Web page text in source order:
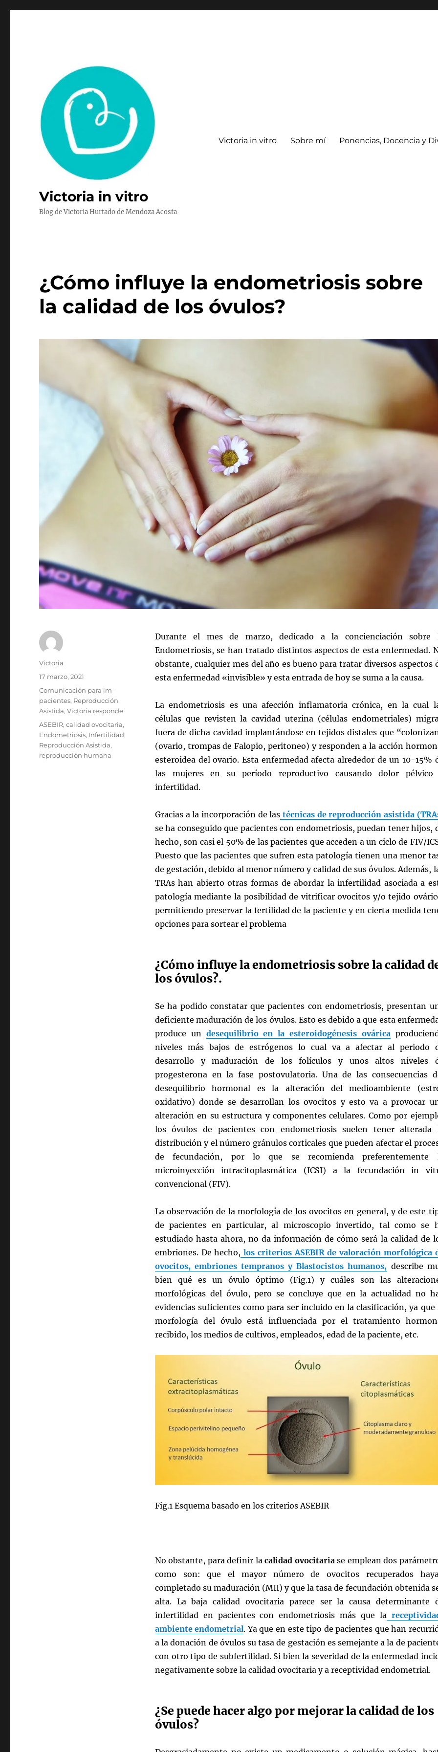
Victoria in vitro
Blog de Victoria Hurtado de Mendoza Acosta
Victoria in vitro Sobre mí Ponencias, Docencia y
¿Cómo influye la endometriosis sobre
la calidad de los óvulos?
Durante el mes de marzo, dedicado a la concienciación sobre
Endometriosis, se han tratado distintos aspectos de esta enfermedad.
obstante, cualquier mes del año es bueno para tratar diversos aspectos
esta enfermedad «invisible» y esta entrada de hoy se suma a la causa.
La endometriosis es una afección inflamatoria crónica, en la cual
células que revisten la cavidad uterina (células endometriales)
fuera de dicha cavidad implantándose en tejidos distales que
(ovario, trompas de Falopio, peritoneo) y responden a la acción
esteroidea del ovario. Esta enfermedad afecta alrededor de un 10-15%
las mujeres en su período reproductivo causando dolor pélvico
infertilidad.
Gracias a la incorporación de las técnicas de reproducción asistida
se ha conseguido que pacientes con endometriosis, puedan tener hijos,
hecho, son casi el 50% de las pacientes que acceden a un ciclo de FIV/
Puesto que las pacientes que sufren esta patología tienen una menor
de gestación, debido al menor número y calidad de sus óvulos. Además,
TRAs han abierto otras formas de abordar la infertilidad asociada a
patología mediante la posibilidad de vitrificar ovocitos y/o tejido
permitiendo preservar la fertilidad de la paciente y en cierta medida
opciones para sortear el problema
¿Cómo influye la endometriosis sobre la calidad
los óvulos?.
Se ha podido constatar que pacientes con endometriosis, presentan
deficiente maduración de los óvulos. Esto es debido a que esta
produce un desequilibrio en la esteroidogénesis ovárica
niveles más bajos de estrógenos lo cual va a afectar al periodo
desarrollo y maduración de los folículos y unos altos niveles
progesterona en la fase postovulatoria. Una de las consecuencias
desequilibrio hormonal es la alteración del medioambiente
oxidativo) donde se desarrollan los ovocitos y esto va a provocar
alteración en su estructura y componentes celulares. Como por
los óvulos de pacientes con endometriosis suelen tener alterada
distribución y el número gránulos corticales que pueden afectar el
de fecundación, por lo que se recomienda preferentemente
microinyección intracitoplasmática (ICSI) a la fecundación in
convencional (FIV).
La observación de la morfología de los ovocitos en general, y de este
de pacientes en particular, al microscopio invertido, tal como se
estudiado hasta ahora, no da información de cómo será la calidad de
embriones. De hecho, los criterios ASEBIR de valoración morfológica
ovocitos, embriones tempranos y Blastocistos humanos, describe
bien qué es un óvulo óptimo (Fig.1) y cuáles son las
morfológicas del óvulo, pero se concluye que en la actualidad no
evidencias suficientes como para ser incluido en la clasificación, ya que
morfología del óvulo está influenciada por el tratamiento
recibido, los medios de cultivos, empleados, edad de la paciente, etc.
Fig.1 Esquema basado en los criterios ASEBIR
No obstante, para definir lacalidad ovocitariase emplean dos
como son: que el mayor número de ovocitos recuperados
completado su maduración (MII) y que la tasa de fecundación obtenida
alta. La baja calidad ovocitaria parece ser la causa determinante
infertilidad en pacientes con endometriosis más que la
ambiente endometrial. Ya que en este tipo de pacientes que han
a la donación de óvulos su tasa de gestación es semejante a la de
con otro tipo de subfertilidad. Si bien la severidad de la enfermedad
negativamente sobre la calidad ovocitaria y a receptividad endometrial.
¿Se puede hacer algo por mejorar la calidad de los
óvulos?
Autor
Victoria
Publicado
el
17 marzo, 2021
Categorías
Comunicación para im-
pacientes, Reproducción
Asistida,Victoria responde
Etiquetas
ASEBIR,calidad ovocitaria,
Endometriosis, Infertilidad,
Reproducción Asistida,
reproducción humana